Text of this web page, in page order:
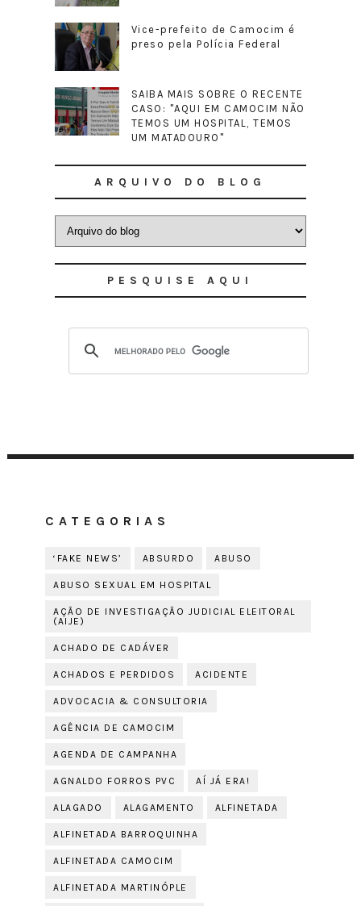
Vice-prefeito de Camocim é
preso pela Polícia Federal
SAIBA MAIS SOBRE O RECENTE
CASO: "AQUI EM CAMOCIM NÃO
TEMOS UM HOSPITAL, TEMOS
UM MATADOURO"
ARQUIVO DO BLOG
PESQUISE AQUI
CATEGORIAS
‘FAKE NEWS’ ABSURDO ABUSO
ABUSO SEXUAL EM HOSPITAL
AÇÃO DE INVESTIGAÇÃO JUDICIAL ELEITORAL
(AIJE)
ACHADO DE CADÁVER
ACHADOS E PERDIDOS ACIDENTE
ADVOCACIA & CONSULTORIA
AGÊNCIA DE CAMOCIM
AGENDA DE CAMPANHA
AGNALDO FORROS PVC AÍ JÁ ERA!
ALAGADO ALAGAMENTO ALFINETADA
ALFINETADA BARROQUINHA
ALFINETADA CAMOCIM
ALFINETADA MARTINÓPLE